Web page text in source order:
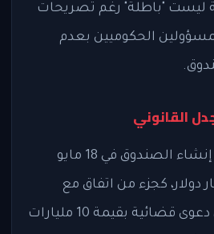
ليست "باطلة" رغم تصريحات
الحكوميين بعدم
القانوني
أعلن وزارة العدل عن إنشاء الصندوق في 18 مايو
بمبلغ 1.776 مليار دولار، كجزء من اتفاق مع
ترامب الذي تراجع عن دعوى قضائية بقيمة 10 مليارات